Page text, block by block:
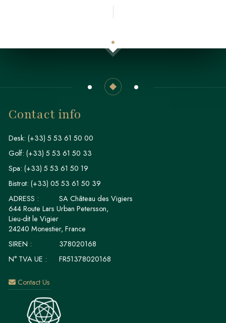
Contact info
Desk: (+33) 5 53 61 50 00
Golf: (+33) 5 53 61 50 33
Spa: (+33) 5 53 61 50 19
Bistrot: (+33) 05 53 61 50 39
ADRESS :
SA Château des Vigiers
644 Route Lars Urban Petersson,
Lieu-dit le Vigier
24240 Monestier, France
SIREN :
378020168
N° TVA UE :
FR51378020168
Contact Us